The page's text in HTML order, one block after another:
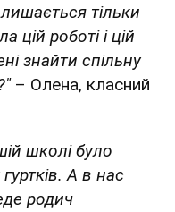
тільки
цій роботі і цій
знайти спільну
– Олена, класний
школі було
А в нас
родич